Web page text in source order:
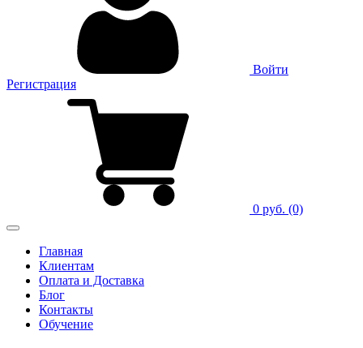
Войти
Регистрация
0 руб. (0)
Главная
Клиентам
Оплата и Доставка
Блог
Контакты
Обучение